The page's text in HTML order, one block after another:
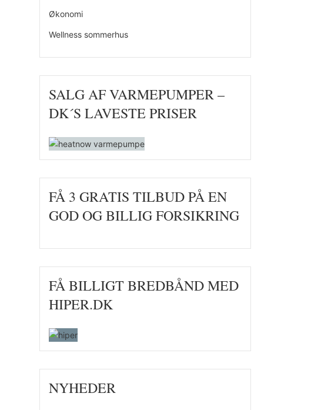
Økonomi
Wellness sommerhus
SALG AF VARMEPUMPER –
DK´S LAVESTE PRISER
FÅ 3 GRATIS TILBUD PÅ EN
GOD OG BILLIG FORSIKRING
FÅ BILLIGT BREDBÅND MED
HIPER.DK
NYHEDER